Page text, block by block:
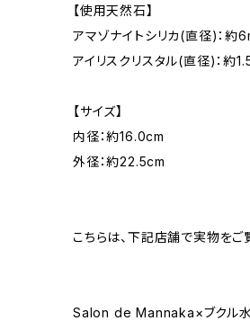
【使用天然石】
アマゾナイトシリカ(直径)：約
アイリスクリスタル(直径)：約
【サイズ】
内径：約16.0cm
外径：約22.5cm
こちらは、下記店舗で実物をご
Salon de Mannaka×ブクル